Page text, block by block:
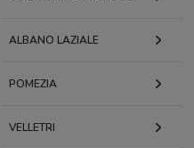
ALBANO LAZIALE
POMEZIA
VELLETRI